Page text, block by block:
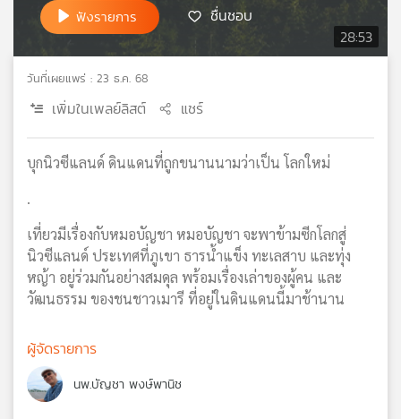
เครือ
วิทยุ
เครือ
ข่าย
28:53
ฟังรายการ ชื่นชอบ
วันที่เผยแพร่ : 23 ธ.ค. 68
เพิ่มในเพลย์ลิสต์ แชร์
บุกนิวซีแลนด์ ดินแดนที่ถูกขนานนามว่าเป็น โลกใหม่
.
เที่ยวมีเรื่องกับหมอบัญชา หมอบัญชา จะพาข้ามซีกโลกสู่
นิวซีแลนด์ ประเทศที่ภูเขา ธารน้ำแข็ง ทะเลสาบ และทุ่ง
หญ้า อยู่ร่วมกันอย่างสมดุล พร้อมเรื่องเล่าของผู้คน และ
วัฒนธรรม ของชนชาวเมารี ที่อยู่ในดินแดนนี้มาช้านาน
ผู้จัดรายการ
นพ.บัญชา พงษ์พานิช